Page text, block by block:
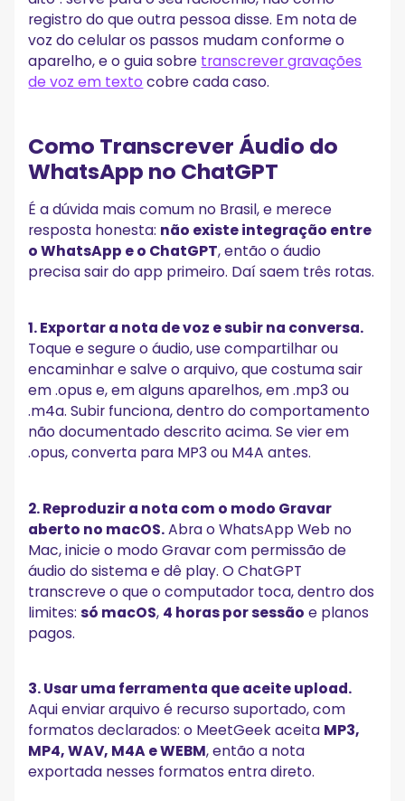
registro do que outra pessoa disse. Em nota de
voz do celular os passos mudam conforme o
aparelho, e o guia sobre transcrever gravações
de voz em texto cobre cada caso.
Como Transcrever Áudio do
WhatsApp no ChatGPT
É a dúvida mais comum no Brasil, e merece
resposta honesta: não existe integração entre
o WhatsApp e o ChatGPT, então o áudio
precisa sair do app primeiro. Daí saem três rotas.
1. Exportar a nota de voz e subir na conversa.
Toque e segure o áudio, use compartilhar ou
encaminhar e salve o arquivo, que costuma sair
em .opus e, em alguns aparelhos, em .mp3 ou
.m4a. Subir funciona, dentro do comportamento
não documentado descrito acima. Se vier em
.opus, converta para MP3 ou M4A antes.
2. Reproduzir a nota com o modo Gravar
aberto no macOS.Abra o WhatsApp Web no
Mac, inicie o modo Gravar com permissão de
áudio do sistema e dê play. O ChatGPT
transcreve o que o computador toca, dentro dos
limites:só macOS, 4 horas por sessão e planos
pagos.
3. Usar uma ferramenta que aceite upload.
Aqui enviar arquivo é recurso suportado, com
formatos declarados: o MeetGeek aceita MP3,
MP4, WAV, M4A e WEBM, então a nota
exportada nesses formatos entra direto.